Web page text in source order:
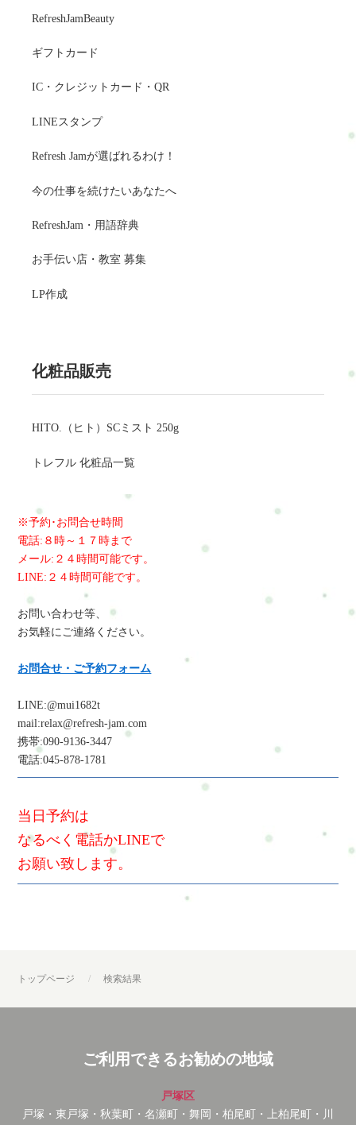
RefreshJamBeauty
ギフトカード
IC・クレジットカード・QR
LINEスタンプ
Refresh Jamが選ばれるわけ！
今の仕事を続けたいあなたへ
RefreshJam・用語辞典
お手伝い店・教室 募集
LP作成
化粧品販売
HITO.（ヒト）SCミスト 250g
トレフル 化粧品一覧
※予約･お問合せ時間
電話:８時～１７時まで
メール:２４時間可能です。
LINE:２４時間可能です。
お問い合わせ等、
お気軽にご連絡ください。
お問合せ・ご予約フォーム
LINE:@mui1682t
mail:relax@refresh-jam.com
携帯:090-9136-3447
電話:045-878-1781
当日予約は
なるべく電話かLINEで
お願い致します。
トップページ 検索結果
ご利用できるお勧めの地域
戸塚区
戸塚・東戸塚・秋葉町・名瀬町・舞岡・柏尾町・上柏尾町・川